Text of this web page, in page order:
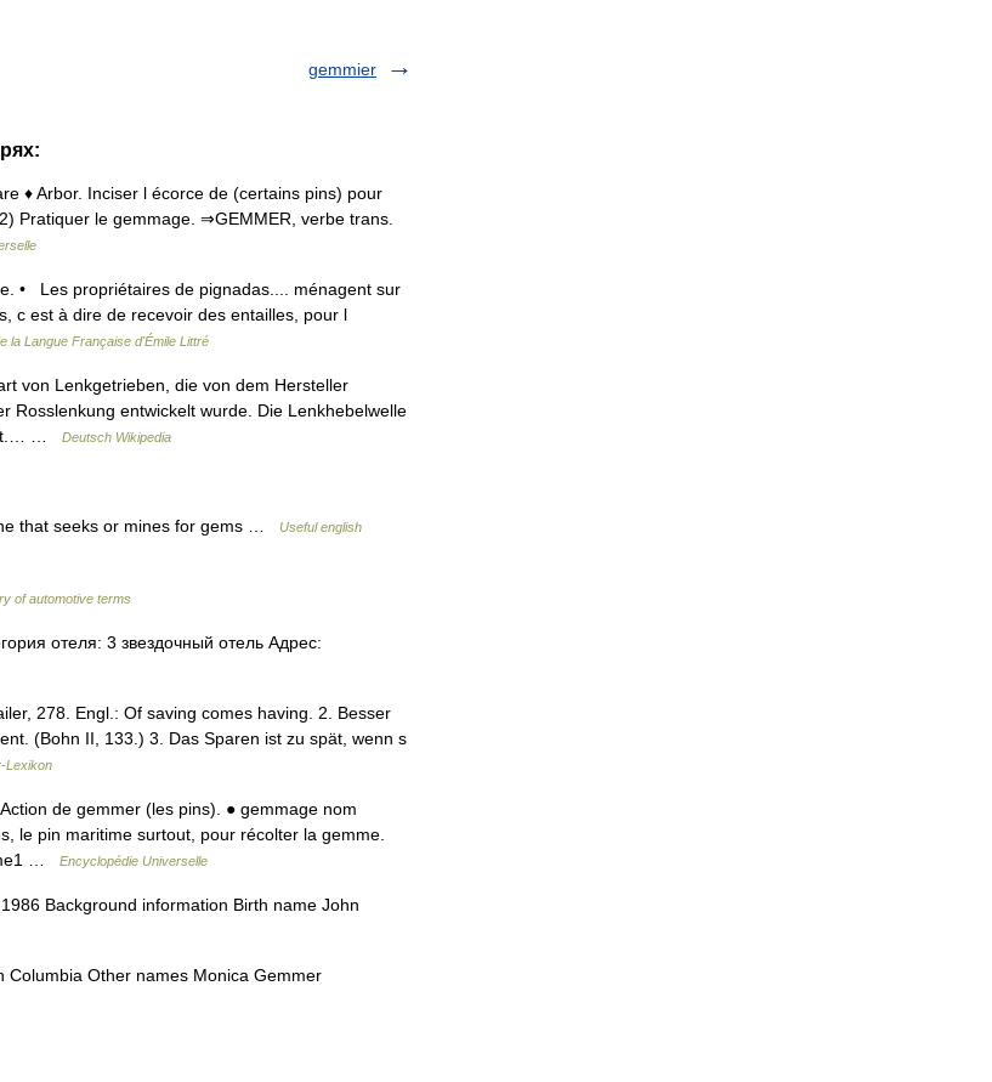
gemmier
♦ Arbor. Inciser l écorce de (certains pins) pour
Pratiquer le gemmage. ⇒GEMMER, verbe trans.
• Les propriétaires de pignadas.... ménagent sur
c est à dire de recevoir des entailles, pour l
la Langue Française d'Émile Littré
von Lenkgetrieben, die von dem Hersteller
Rosslenkung entwickelt wurde. Die Lenkhebelwelle
…
Deutsch Wikipedia
that seeks or mines for gems …
Useful english
of automotive terms
отеля: 3 звездочный отель Адрес:
278. Engl.: Of saving comes having. 2. Besser
(Bohn II, 133.) 3. Das Sparen ist zu spät, wenn s
Lexikon
de gemmer (les pins). ● gemmage nom
le pin maritime surtout, pour récolter la gemme.
…
Encyclopédie Universelle
Background information Birth name John
Other names Monica Gemmer